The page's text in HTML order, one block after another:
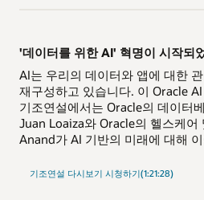
'데이터를 위한 AI' 혁명이 시작되
AI는 우리의 데이터와 앱에 대한
재구성하고 있습니다. 이 Oracle
기조연설에서는 Oracle의 데이터
Juan Loaiza와 Oracle의 헬스케어
Anand가 AI 기반의 미래에 대해
기조연설 다시보기 시청하기(1:21:28)